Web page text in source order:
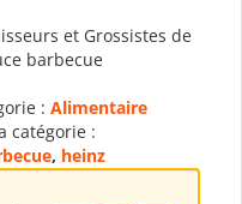
et Grossistes de
barbecue
: Alimentaire
catégorie :
, heinz